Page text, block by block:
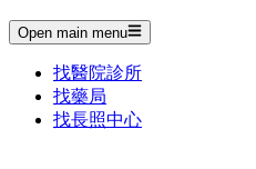
Open main menu
找醫院診所
找藥局
找長照中心